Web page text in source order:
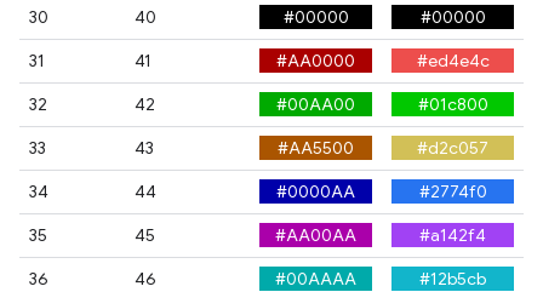
30 40 #00000
#00000
31
41 #AA0000
#ed4e4c
32
42 #00AA00
#01c800
33
43 #AA5500
#d2c057
34
44 #0000AA
#2774f0
35
45 #AA00AA
#a142f4
36
46 #00AAAA
#12b5cb